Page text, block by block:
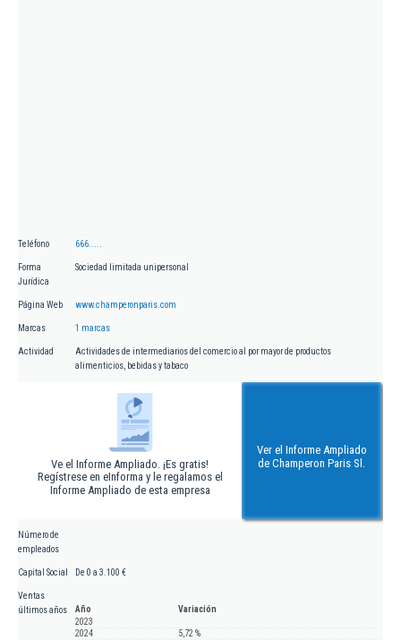
Teléfono 666.....
Forma
Jurídica
Sociedad limitada unipersonal
Página Web www.champeronparis.com
Marcas 1 marcas
Actividad
Actividades de intermediarios del comercio al por mayor de productos
alimenticios, bebidas y tabaco
Ve el Informe Ampliado. ¡Es gratis!
Regístrese en eInforma y le regalamos el
Informe Ampliado de esta empresa
Ver el Informe Ampliado
de Champeron Paris Sl.
Número de
empleados
Capital Social De 0 a 3.100 €
Ventas
últimos años
Año
Variación
2023
2024
5,72 %